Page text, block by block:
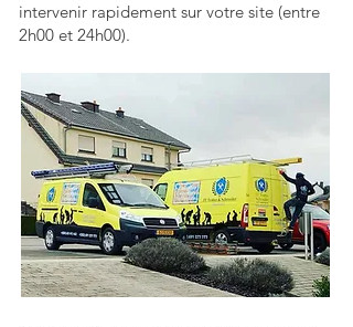
intervenir rapidement sur votre site (entre
2h00 et 24h00).